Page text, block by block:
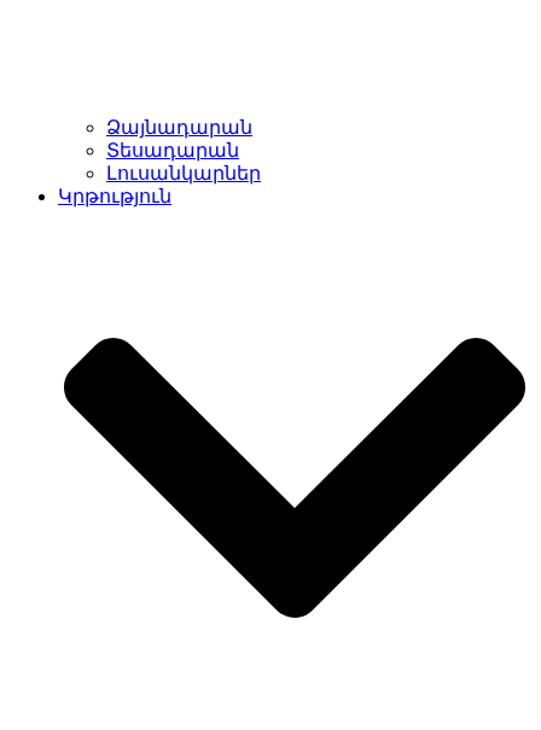
Ձայնադարան
Տեսադարան
Լուսանկարներ
Կրթություն